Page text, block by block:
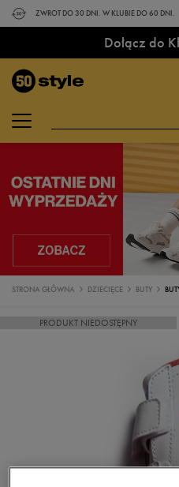
ZWROT DO 30 DNI. W KLUBIE DO 60 DNI.
Dołącz do
STRONA GŁÓWNA DZIECIĘCE BUTY
PRODUKT NIEDOSTĘPNY